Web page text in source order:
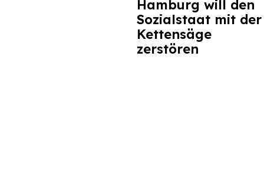
Hamburg will den
Sozialstaat mit der
Kettensäge
zerstören